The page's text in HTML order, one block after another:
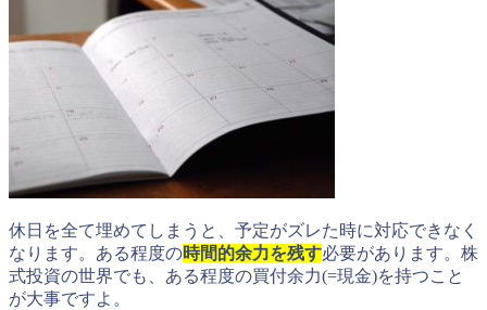
休日を全て埋めてしまうと、予定がズレた時に対応できなく
なります。ある程度の時間的余力を残す必要があります。株
式投資の世界でも、ある程度の買付余力(=現金)を持つこと
が大事ですよ。